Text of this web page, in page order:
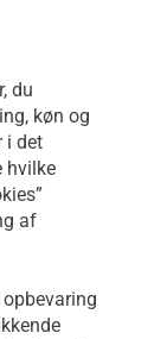
du
køn og
i det
hvilke
af